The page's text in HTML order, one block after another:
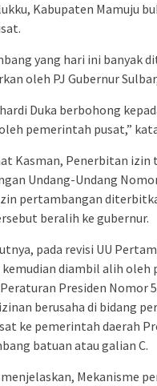
Kabupaten Mamuju
yang hari ini banyak
oleh PJ Gubernur
Duka berbohong
pemerintah pusat,”
Kasman, Penerbitan izin
Undang-Undang
pertambangan
beralih ke gubernur.
pada revisi UU
diambil alih oleh
Presiden Nomor
berusaha di bidang
ke pemerintah daerah
batuan atau galian C.
Mekanisme